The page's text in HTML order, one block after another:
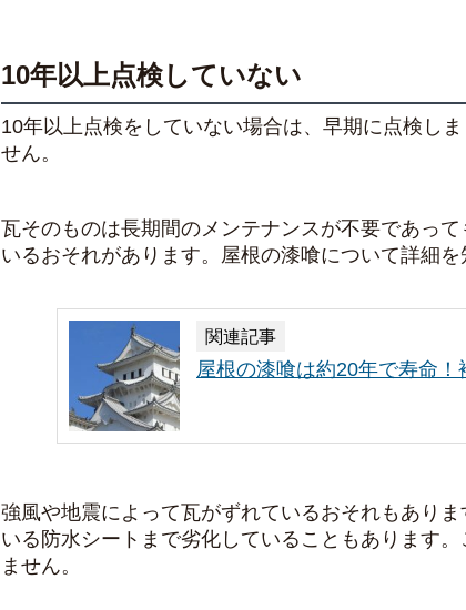
10年以上点検していない
10年以上点検をしていない場合は、早期に点検し
せん。
瓦そのものは長期間のメンテナンスが不要であっ
いるおそれがあります。屋根の漆喰について詳細
関連記事
屋根の漆喰は約20年で寿命
強風や地震によって瓦がずれているおそれもあり
いる防水シートまで劣化していることもあります。
ません。